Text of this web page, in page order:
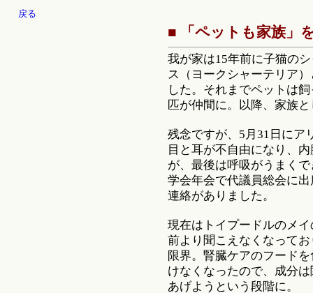
戻る
■ 「ペットも家族」
我が家は15年前に子猫の
ス（ヨークシャーテリア
した。それまでペットは
匹が仲間に。以降、家族
残念ですが、5月31日にア
目と耳が不自由になり、
が、最後は呼吸がうまく
学会年会で代議員総会に
連絡がありました。
現在はトイプードルのメ
前より聞こえなくなって
限界。腎臓ケアのフード
けなくなったので、成分
あげようという段階に。